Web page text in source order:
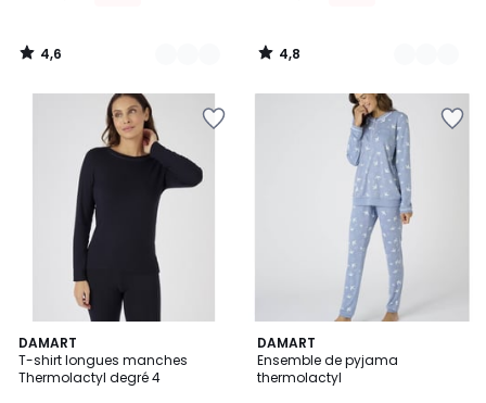
4,6
/
4,8
/
DAMART
T-shirt longues manches
Thermolactyl degré 4
4,9
/ 5
2
Couleurs
DAMART
Ensemble de pyjama
thermolactyl
3,9
/ 5